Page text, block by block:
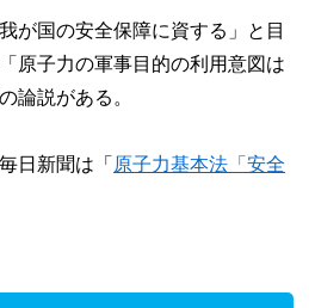
が国の安全保障に資する」と目
原子力の軍事目的の利用意図は
論説がある。
日新聞は 「 原子力基本法「安全